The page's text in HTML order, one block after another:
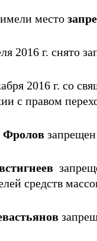
место
2016 г. снято
2016 г. со
с правом
Фролов
средств